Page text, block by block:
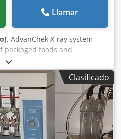
Llamar
, AdvanChek X-ray system
packaged foods and
Cjdpsyufdcsfx Ag Ejha
of contaminating foreign
stones, bones, ceramics,
etc. Single lane installation
200mm high (in and out).
(depending on product
10.1" capacitive touch screen
300mm or 400mm diode
Clasificado